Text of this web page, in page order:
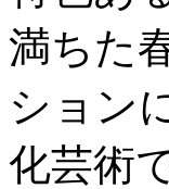
満ちた
ション
化芸術